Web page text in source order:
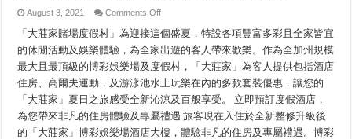
August 3, 2021 Comments Offon
莊
家
賭
場
度
假
村」
讓
您
「大莊家賭場度假村」為迎接這個盛夏，特設各項豐富多彩且全家皆宜
的休閒活動及娛樂體驗，為全家出遊的客人帶來歡樂。作為全加州規模
最大且最頂級的博彩娛樂場及度假村，「大莊家」為客人提供包括酒店
住房、高爾夫運動，及游泳池水上玩樂在內的多款套裝優惠，讓您的
「大莊家」夏日之旅感受全新沁涼及百般享受。 立即預訂度假酒店，
為您帶來非凡的住房體驗及專屬禮遇 旅客現在入住於全新整修升級後
的「大莊家」博彩娛樂場酒店大樓，體驗非凡的住房及專屬禮遇。博彩